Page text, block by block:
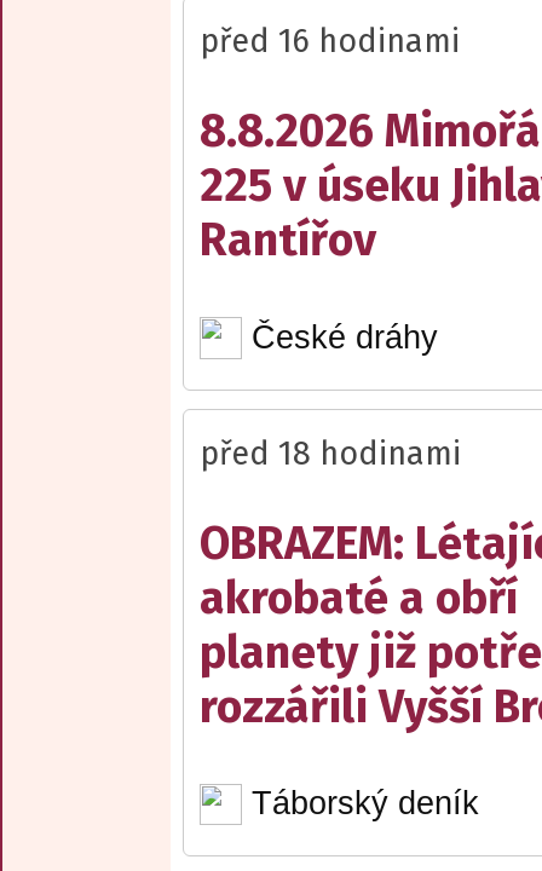
před 16 hodinami
8.8.2026
225 v úseku
Rantířov
České dráhy
před 18 hodinami
OBRAZEM:
akrobaté a obří
planety již
rozzářili Vyšší
Táborský deník